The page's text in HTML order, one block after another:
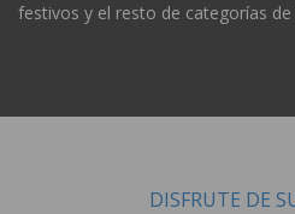
festivos y el resto de categorías de
DISFRUTE DE